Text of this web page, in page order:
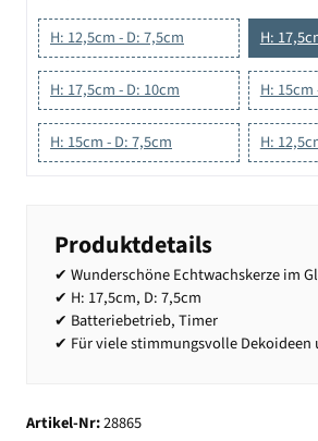
H: 12,5cm - D: 7,5cm
H:
H: 17,5cm - D: 10cm H: 15cm
H: 15cm - D: 7,5cm H:
Produktdetails
✔ Wunderschöne Echtwachskerze im
✔ H: 17,5cm, D: 7,5cm
✔ Batteriebetrieb, Timer
✔ Für viele stimmungsvolle Dekoideen
Artikel-Nr:28865